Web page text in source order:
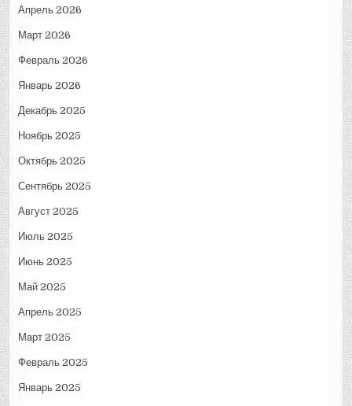
Апрель 2026
Март 2026
Февраль 2026
Январь 2026
Декабрь 2025
Ноябрь 2025
Октябрь 2025
Сентябрь 2025
Август 2025
Июль 2025
Июнь 2025
Май 2025
Апрель 2025
Март 2025
Февраль 2025
Январь 2025